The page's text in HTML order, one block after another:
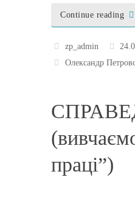
Continue reading
zp_admin
Олександр
праці”)